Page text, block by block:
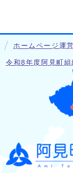
ホームページ運
令和8年度阿見町組